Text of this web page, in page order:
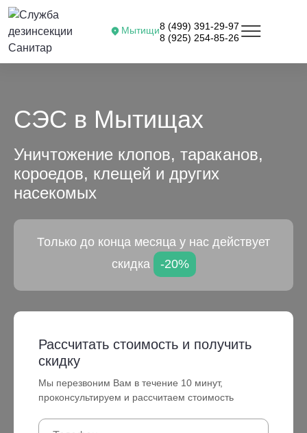
Мытищи8 (499) 391-29-97
8 (925) 254-85-26
СЭС в Мытищах
Уничтожение клопов, тараканов,
короедов, клещей и других
насекомых
Только до конца месяца у нас действует
скидка
-20%
Рассчитать стоимость и получить
скидку
Мы перезвоним Вам в течение 10 минут,
проконсультируем и рассчитаем стоимость